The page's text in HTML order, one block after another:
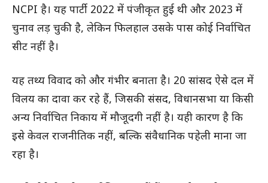
NCPI है। यह पार्टी 2022 में पंजीकृत हुई थी और 2023 में
चुनाव लड़ चुकी है, लेकिन फिलहाल उसके पास कोई निर्वाचित
सीट नहीं है।
यह तथ्य विवाद को और गंभीर बनाता है। 20 सांसद ऐसे दल में
विलय का दावा कर रहे हैं, जिसकी संसद, विधानसभा या किसी
अन्य निर्वाचित निकाय में मौजूदगी नहीं है। यही कारण है कि
इसे केवल राजनीतिक नहीं, बल्कि संवैधानिक पहेली माना जा
रहा है।